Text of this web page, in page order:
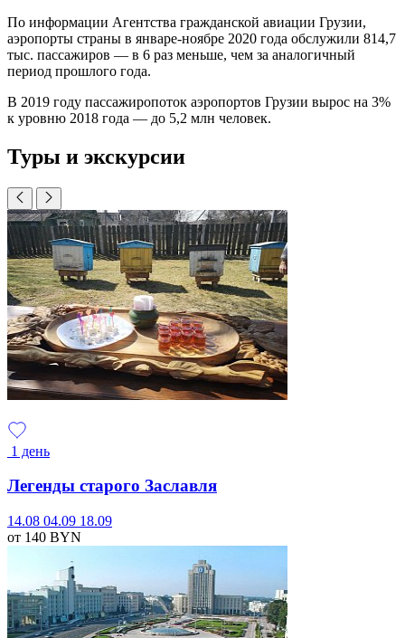
По информации Агентства гражданской авиации Грузии,
аэропорты страны в январе-ноябре 2020 года обслужили 814,7
тыс. пассажиров — в 6 раз меньше, чем за аналогичный
период прошлого года.
В 2019 году пассажиропоток аэропортов Грузии вырос на 3%
к уровню 2018 года — до 5,2 млн человек.
Туры и экскурсии
1 день
Легенды старого Заславля
14.08 04.09 18.09
от 140 BYN